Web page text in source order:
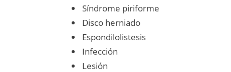
Síndrome piriforme
Disco herniado
Espondilolistesis
Infección
Lesión